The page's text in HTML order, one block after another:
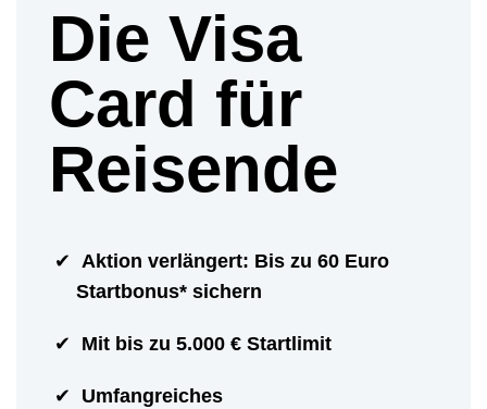
Die Visa
Card für
Reisende
Aktion verlängert: Bis zu 60 Euro
Startbonus* sichern
Mit bis zu 5.000 € Startlimit
Umfangreiches